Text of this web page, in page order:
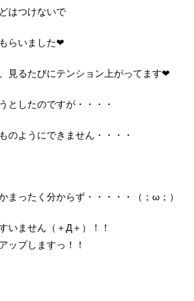
はつけないで
らいました❤
見るたびにテンション上がってます❤
としたのですが・・・・
のようにできません・・・・
まったく分からず・・・・・（；ω；）
いません（＋Д＋）！！
ップしますっ！！